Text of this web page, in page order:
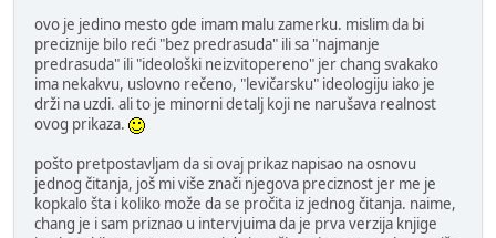
ovo je jedino mesto gde imam malu zamerku. mislim da bi
preciznije bilo reći "bez predrasuda" ili sa "najmanje
predrasuda" ili "ideološki neizvitopereno" jer chang svakako
ima nekakvu, uslovno rečeno, "levičarsku" ideologiju iako je
drži na uzdi. ali to je minorni detalj koji ne narušava realnost
ovog prikaza.
pošto pretpostavljam da si ovaj prikaz napisao na osnovu
jednog čitanja, još mi više znači njegova preciznost jer me je
kopkalo šta i koliko može da se pročita iz jednog čitanja. naime,
chang je i sam priznao u intervjuima da je prva verzija knjige